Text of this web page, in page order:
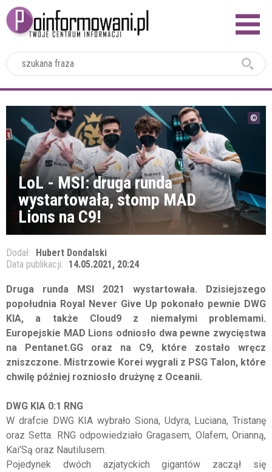
LoL - MSI: druga runda
wystartowała, stomp MAD
Lions na C9!
Dodał: Hubert Dondalski
Data publikacji: 14.05.2021, 20:24
Druga runda MSI 2021 wystartowała. Dzisiejszego
popołudnia Royal Never Give Up pokonało pewnie DWG
KIA, a także Cloud9 z niemałymi problemami.
Europejskie MAD Lions odniosło dwa pewne zwycięstwa
na Pentanet.GG oraz na C9, które zostało wręcz
zniszczone. Mistrzowie Korei wygrali z PSG Talon, które
chwilę później rozniosło drużynę z Oceanii.
DWG KIA 0:1 RNG
W drafcie DWG KIA wybrało Siona, Udyra, Luciana, Tristanę
oraz Setta. RNG odpowiedziało Gragasem, Olafem, Orianną,
Kai’Są oraz Nautilusem.
Pojedynek dwóch azjatyckich gigantów zaczął się